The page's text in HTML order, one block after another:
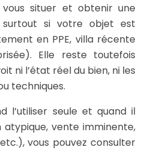
situer et obtenir une
surtout si votre objet est
en PPE, villa récente
Elle reste toutefois
ni l’état réel du bien, ni les
techniques.
l’utiliser seule et quand il
vente imminente,
vous pouvez consulter